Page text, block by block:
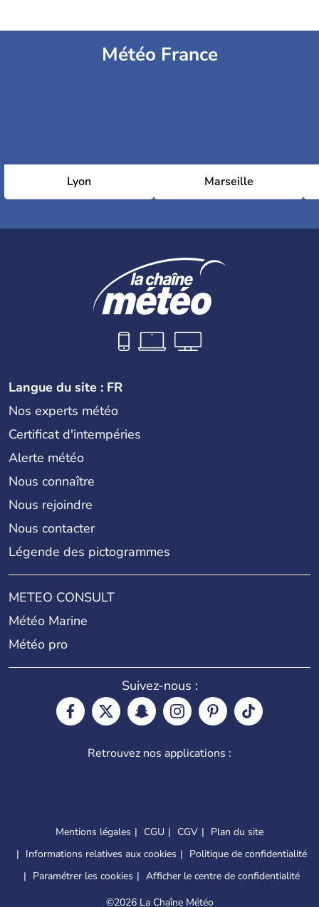
Météo France
Lyon Marseille
Langue du site : FR
Nos experts météo
Certificat d'intempéries
Alerte météo
Nous connaître
Nous rejoindre
Nous contacter
Légende des pictogrammes
METEO CONSULT
Météo Marine
Météo pro
Suivez-nous :
Retrouvez nos applications :
Mentions légales CGU CGV
Plan du site
Informations relatives aux cookies
Politique de confidentialité
Paramétrer les cookies
Afficher le centre de confidentialité
©2026 La Chaîne Météo